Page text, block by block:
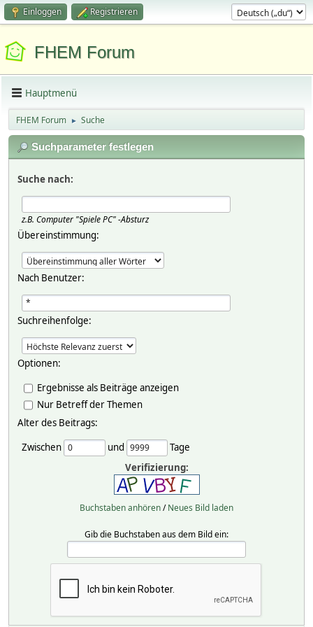
Einloggen Registrieren
FHEM Forum
Hauptmenü
FHEM Forum ► Suche
Suchparameter festlegen
Suche nach:
z.B. Computer "Spiele PC" -Absturz
Übereinstimmung:
Nach Benutzer:
Suchreihenfolge:
Optionen:
Ergebnisse als Beiträge anzeigen
Nur Betreff der Themen
Alter des Beitrags:
Zwischen
und
Tage
Verifizierung:
Buchstaben anhören/Neues Bild laden
Gib die Buchstaben aus dem Bild ein: